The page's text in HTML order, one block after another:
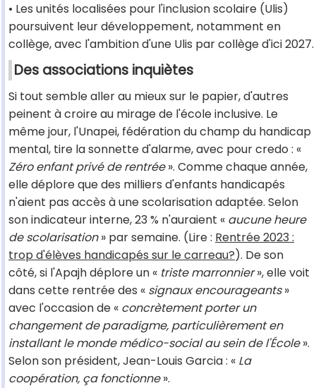
• Les unités localisées pour l'inclusion scolaire (Ulis)
poursuivent leur développement, notamment en
collège, avec l'ambition d'une Ulis par collège d'ici 2027.
Des associations inquiètes
Si tout semble aller au mieux sur le papier, d'autres
peinent à croire au mirage de l'école inclusive. Le
même jour, l'Unapei, fédération du champ du handicap
mental, tire la sonnette d'alarme, avec pour credo : «
Zéro enfant privé de rentrée». Comme chaque année,
elle déplore que des milliers d'enfants handicapés
n'aient pas accès à une scolarisation adaptée. Selon
son indicateur interne, 23 % n'auraient « aucune heure
de scolarisation» par semaine. (Lire : Rentrée 2023 :
trop d'élèves handicapés sur le carreau?). De son
côté, si l'Apajh déplore un « triste marronnier», elle voit
dans cette rentrée des « signaux encourageants»
avec l'occasion de « concrètement porter un
changement de paradigme, particulièrement en
installant le monde médico-social au sein de l'École».
Selon son président, Jean-Louis Garcia : « La
coopération, ça fonctionne».